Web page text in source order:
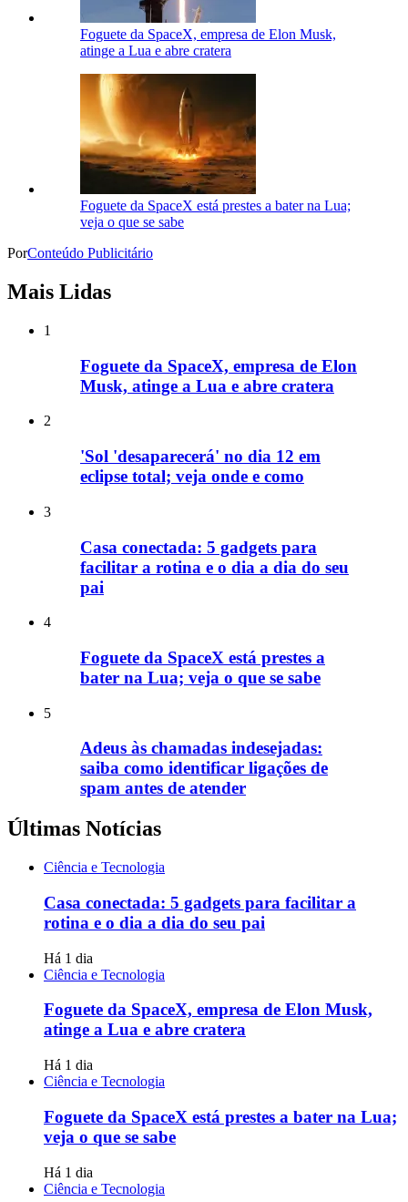
Foguete da SpaceX, empresa de Elon Musk,
atinge a Lua e abre cratera
Foguete da SpaceX está prestes a bater na Lua;
veja o que se sabe
PorConteúdo Publicitário
Mais Lidas
1
Foguete da SpaceX, empresa de Elon
Musk, atinge a Lua e abre cratera
2
'Sol 'desaparecerá' no dia 12 em
eclipse total; veja onde e como
3
Casa conectada: 5 gadgets para
facilitar a rotina e o dia a dia do seu
pai
4
Foguete da SpaceX está prestes a
bater na Lua; veja o que se sabe
5
Adeus às chamadas indesejadas:
saiba como identificar ligações de
spam antes de atender
Últimas Notícias
Ciência e Tecnologia
Casa conectada: 5 gadgets para facilitar a
rotina e o dia a dia do seu pai
Há 1 dia
Ciência e Tecnologia
Foguete da SpaceX, empresa de Elon Musk,
atinge a Lua e abre cratera
Há 1 dia
Ciência e Tecnologia
Foguete da SpaceX está prestes a bater na Lua;
veja o que se sabe
Há 1 dia
Ciência e Tecnologia